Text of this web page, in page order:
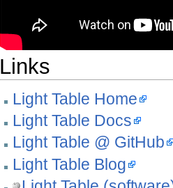
Links
Light Table Home
Light Table Docs
Light Table @ GitHub
Light Table Blog